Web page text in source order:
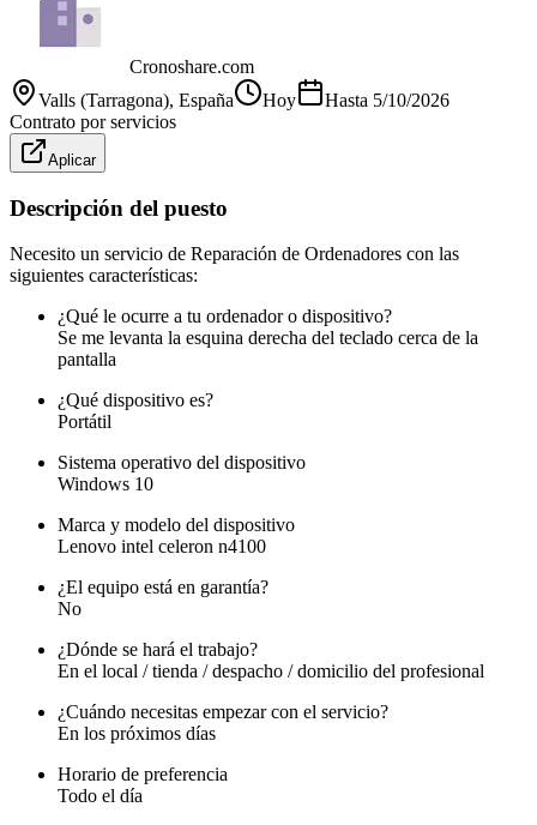
Cronoshare.com
Valls (Tarragona), España Hoy Hasta 5/10/2026
Contrato por servicios
Aplicar
Descripción del puesto
Necesito un servicio de Reparación de Ordenadores con las
siguientes características:
¿Qué le ocurre a tu ordenador o dispositivo?
Se me levanta la esquina derecha del teclado cerca de la
pantalla
¿Qué dispositivo es?
Portátil
Sistema operativo del dispositivo
Windows 10
Marca y modelo del dispositivo
Lenovo intel celeron n4100
¿El equipo está en garantía?
No
¿Dónde se hará el trabajo?
En el local / tienda / despacho / domicilio del profesional
¿Cuándo necesitas empezar con el servicio?
En los próximos días
Horario de preferencia
Todo el día